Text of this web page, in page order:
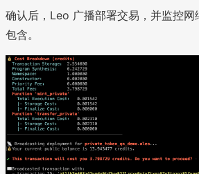
确认后，Leo 广播部署交易，并监控网
包含。